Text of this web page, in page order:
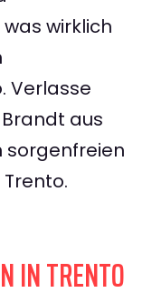
wirklich
Verlasse
aus
sorgenfreien
IN TRENTO